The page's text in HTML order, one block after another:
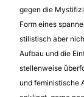
gegen die
Form eines
stilistisch aber
Aufbau und die
stellenweise
und feministische